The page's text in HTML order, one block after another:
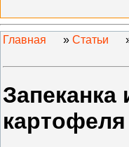
Главная » Статьи
Запеканка
картофеля